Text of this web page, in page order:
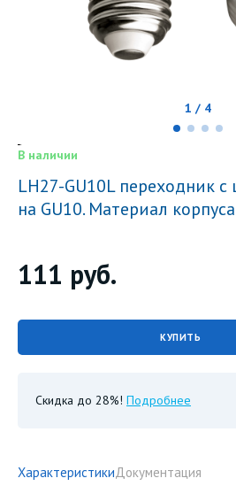
1 / 4
В наличии
LH27-GU10L переходник с цоколя Е27
на GU10. Материал
111 руб.
КУПИТЬ
Скидка до 28%! Подробнее
ХарактеристикиДокументация